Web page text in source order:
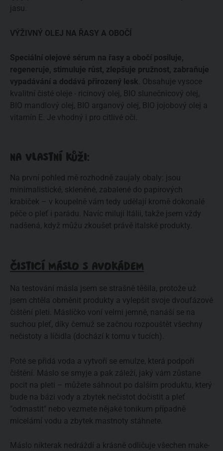
jasu.
VÝŽIVNÝ OLEJ NA ŘASY A OBOČÍ
Speciální olejové sérum na řasy a obočí posiluje,
regeneruje, stimuluje růst, zlepšuje pružnost, zabraňuje
vypadávání a dodává přirozený lesk . Obsahuje vysoce
kvalitní čisté oleje - ricinový olej, BIO slunečnicový olej,
BIO mandlový olej, BIO arganový olej, BIO jojobový olej a
vitamín E. Je vhodný i pro citlivé oči.
NA VLASTNÍ KŮŽI:
Na první pohled mě rozhodně zaujaly obaly: jsou
minimalistické, skleněné, zabalené do papírových
krabiček – v koupelně vám tedy udělají kromě dokonalé
péče o pleť i parádu. Navíc miluji Itálii, takže jsem vždy
nadšená, když můžu zkoušet právě italské produkty.
ČISTICÍ MÁSLO S AVOKÁDEM
Na testování másla jsem se strašně těšila, protože už
jsem chtěla obměnit produkty a vylepšit svoje dvoufázové
čištění pleti. Máslíčko voní velmi jemně, nanáší se na
suchou pleť, díky čemuž se začnou rozpouštět všechny
nečistoty a líčidla (dochází k tomu v tucích).
Poté se přidá voda a vytvoří se emulze, která podpoří
čištění. Máslo se smyje a pak záleží, jaký vám zůstane
pocit na pleti – můžete sáhnout po dalším produktu, který
bude na bázi vody a zbytek nečistot dočistit a pleť
"odmastit" nebo vezmete nějaké tonikum případně
micelární vodu a zbytek mastnoty stáhnete.
Máslo nikterak nedráždí a krásně odličuje všechen make-